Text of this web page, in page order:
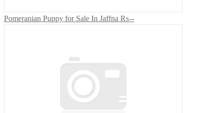
Pomeranian Puppy for Sale In Jaffna ₨--